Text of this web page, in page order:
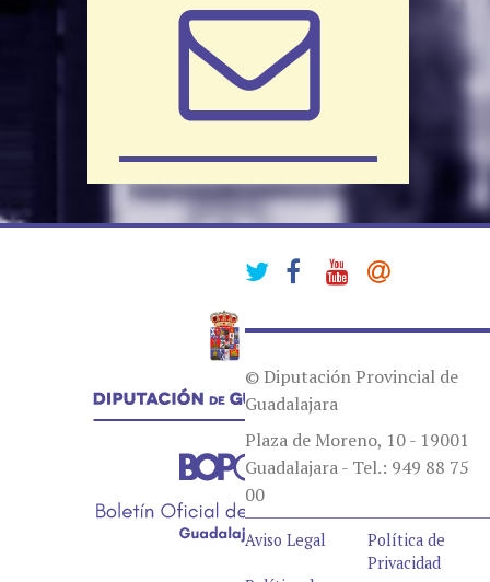
© Diputación Provincial de
Guadalajara
Plaza de Moreno, 10 - 19001
Guadalajara - Tel.: 949 88 75
00
Aviso Legal
Política de
Privacidad